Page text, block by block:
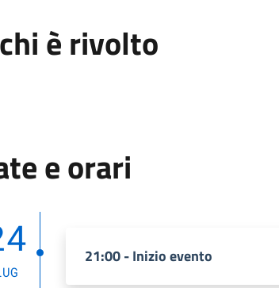
è rivolto
e orari
21:00 - Inizio evento